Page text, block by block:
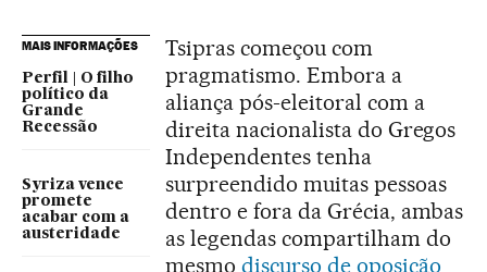
MAIS INFORMAÇÕES
Perfil | O filho
político da
Grande
Recessão
Syriza vence
promete
acabar com a
austeridade
Tsipras começou com
pragmatismo. Embora a
aliança pós-eleitoral com a
direita nacionalista do Gregos
Independentes tenha
surpreendido muitas pessoas
dentro e fora da Grécia, ambas
as legendas compartilham do
mesmo discurso de oposição